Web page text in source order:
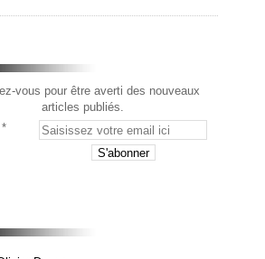
vous pour être averti des nouveaux
articles publiés.